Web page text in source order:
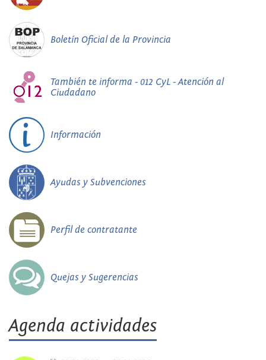
Boletín Oficial de la Provincia
También te informa - 012 CyL - Atención al
Ciudadano
Información
Ayudas y Subvenciones
Perfil de contratante
Quejas y Sugerencias
Agenda actividades